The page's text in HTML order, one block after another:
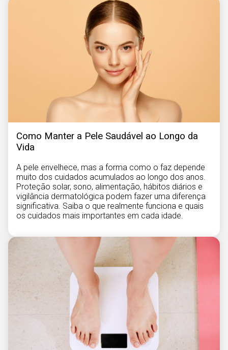
Como Manter a Pele Saudável ao Longo da
Vida
A pele envelhece, mas a forma como o faz depende
muito dos cuidados acumulados ao longo dos anos.
Proteção solar, sono, alimentação, hábitos diários e
vigilância dermatológica podem fazer uma diferença
significativa. Saiba o que realmente funciona e quais
os cuidados mais importantes em cada idade.